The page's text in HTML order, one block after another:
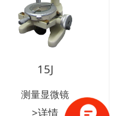
15J
测量显微镜
>详情